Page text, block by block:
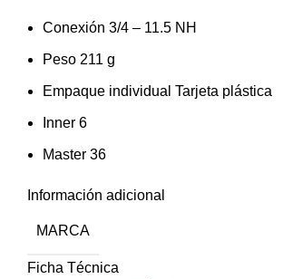
Conexión 3/4 – 11.5 NH
Peso 211 g
Empaque individual Tarjeta plástica
Inner 6
Master 36
Información adicional
MARCA
Ficha Técnica